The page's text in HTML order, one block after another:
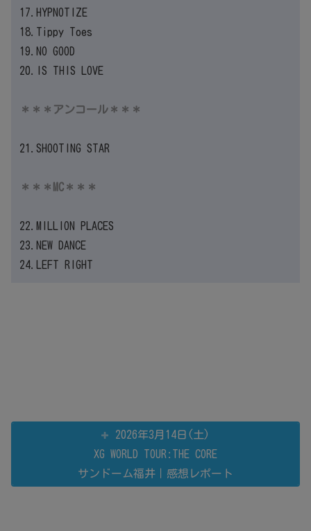
17.HYPNOTIZE
18.Tippy Toes
19.NO GOOD
20.IS THIS LOVE
＊＊＊アンコール＊＊＊
21.SHOOTING STAR
＊＊＊MC＊＊＊
22.MILLION PLACES
23.NEW DANCE
24.LEFT RIGHT
2026年3月14日(土)
XG WORLD TOUR:THE CORE
サンドーム福井｜感想レポート